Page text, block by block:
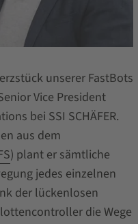
unserer FastBots
Vice President
bei SSI SCHÄFER.
aus dem
) plant er sämtliche
jedes einzelnen
der lückenlosen
die Wege